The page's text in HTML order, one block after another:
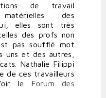
de travail
des
elles sont très
des profs non
pas soufflé mot
uns et des autres,
Nathalie Filippi
de ces travailleurs
le Forum des